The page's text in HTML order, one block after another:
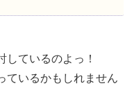
しているのよっ！
ているかもしれません